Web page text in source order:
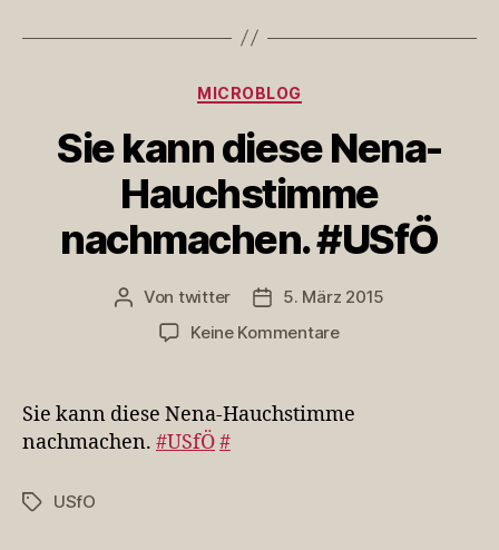
Kategorien
MICROBLOG
Sie kann diese Nena-
Hauchstimme
nachmachen. #USfÖ
Beitragsautor
Von twitter Veröffentlichungsdatum
5. März 2015
Keine Kommentarezu
diese
Sie kann diese Nena-Hauchstimme
nachmachen. #USfÖ#
Schlagwörter
USfO